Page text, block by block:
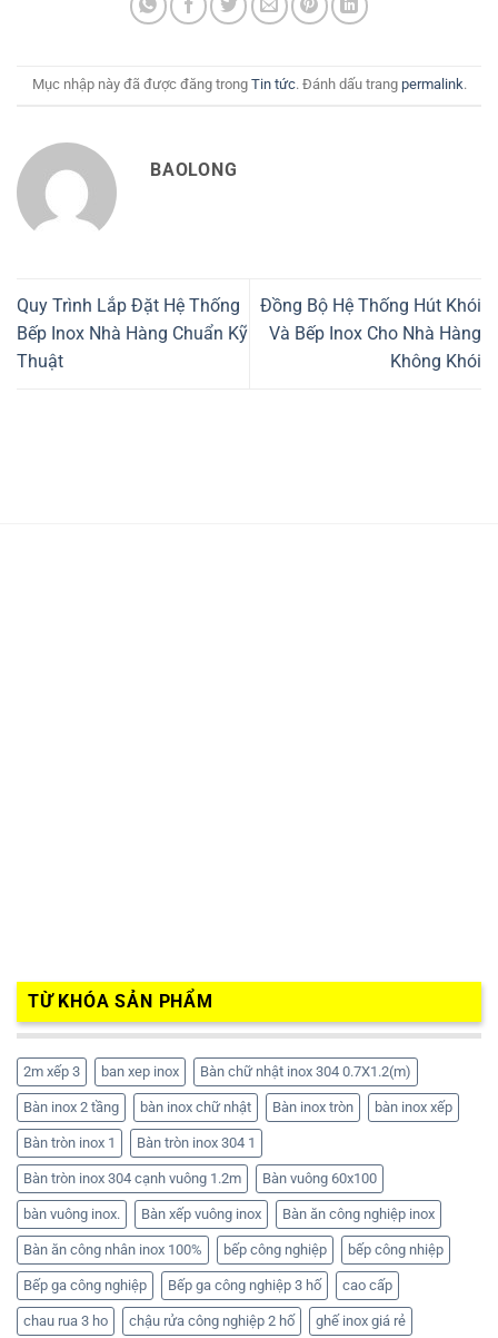
Mục nhập này đã được đăng trong Tin tức. Đánh dấu trang permalink.
BAOLONG
Quy Trình Lắp Đặt Hệ Thống
Bếp Inox Nhà Hàng Chuẩn Kỹ
Thuật
Đồng Bộ Hệ Thống Hút Khói
Và Bếp Inox Cho Nhà Hàng
Không Khói
TỪ KHÓA SẢN PHẨM
2m xếp 3 ban xep inox Bàn chữ nhật inox 304 0.7X1.2(m)
Bàn inox 2 tầng bàn inox chữ nhật Bàn inox tròn bàn inox xếp
Bàn tròn inox 1 Bàn tròn inox 304 1
Bàn tròn inox 304 cạnh vuông 1.2m Bàn vuông 60x100
bàn vuông inox. Bàn xếp vuông inox Bàn ăn công nghiệp inox
Bàn ăn công nhân inox 100% bếp công nghiệp bếp công nhiệp
Bếp ga công nghiệp Bếp ga công nghiệp 3 hố cao cấp
chau rua 3 ho chậu rửa công nghiệp 2 hố ghế inox giá rẻ